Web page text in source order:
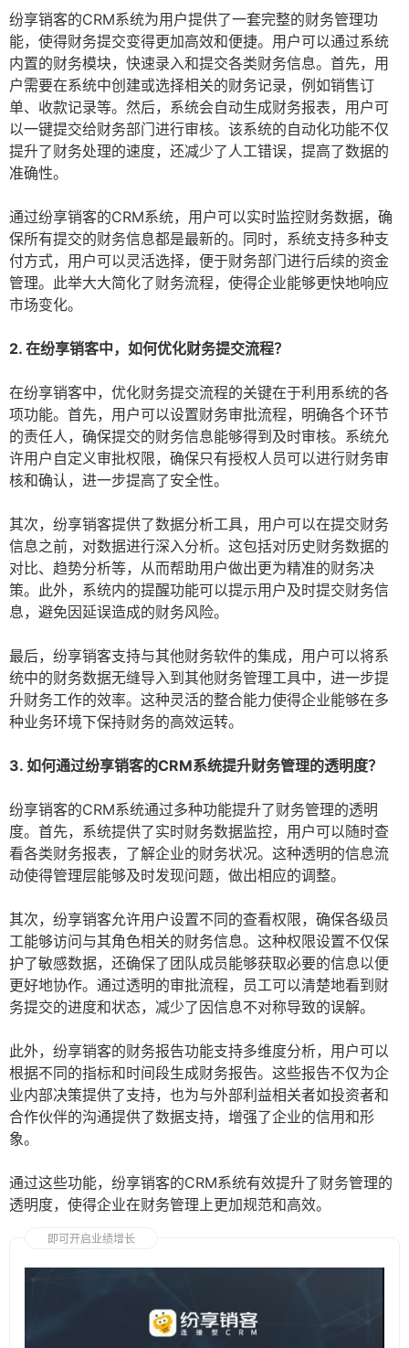
纷享销客的CRM系统为用户提供了一套完整的财务管理功
能，使得财务提交变得更加高效和便捷。用户可以通过系统
内置的财务模块，快速录入和提交各类财务信息。首先，用
户需要在系统中创建或选择相关的财务记录，例如销售订
单、收款记录等。然后，系统会自动生成财务报表，用户可
以一键提交给财务部门进行审核。该系统的自动化功能不仅
提升了财务处理的速度，还减少了人工错误，提高了数据的
准确性。
通过纷享销客的CRM系统，用户可以实时监控财务数据，确
保所有提交的财务信息都是最新的。同时，系统支持多种支
付方式，用户可以灵活选择，便于财务部门进行后续的资金
管理。此举大大简化了财务流程，使得企业能够更快地响应
市场变化。
2. 在纷享销客中，如何优化财务提交流程？
在纷享销客中，优化财务提交流程的关键在于利用系统的各
项功能。首先，用户可以设置财务审批流程，明确各个环节
的责任人，确保提交的财务信息能够得到及时审核。系统允
许用户自定义审批权限，确保只有授权人员可以进行财务审
核和确认，进一步提高了安全性。
其次，纷享销客提供了数据分析工具，用户可以在提交财务
信息之前，对数据进行深入分析。这包括对历史财务数据的
对比、趋势分析等，从而帮助用户做出更为精准的财务决
策。此外，系统内的提醒功能可以提示用户及时提交财务信
息，避免因延误造成的财务风险。
最后，纷享销客支持与其他财务软件的集成，用户可以将系
统中的财务数据无缝导入到其他财务管理工具中，进一步提
升财务工作的效率。这种灵活的整合能力使得企业能够在多
种业务环境下保持财务的高效运转。
3. 如何通过纷享销客的CRM系统提升财务管理的透明度？
纷享销客的CRM系统通过多种功能提升了财务管理的透明
度。首先，系统提供了实时财务数据监控，用户可以随时查
看各类财务报表，了解企业的财务状况。这种透明的信息流
动使得管理层能够及时发现问题，做出相应的调整。
其次，纷享销客允许用户设置不同的查看权限，确保各级员
工能够访问与其角色相关的财务信息。这种权限设置不仅保
护了敏感数据，还确保了团队成员能够获取必要的信息以便
更好地协作。通过透明的审批流程，员工可以清楚地看到财
务提交的进度和状态，减少了因信息不对称导致的误解。
此外，纷享销客的财务报告功能支持多维度分析，用户可以
根据不同的指标和时间段生成财务报告。这些报告不仅为企
业内部决策提供了支持，也为与外部利益相关者如投资者和
合作伙伴的沟通提供了数据支持，增强了企业的信用和形
象。
通过这些功能，纷享销客的CRM系统有效提升了财务管理的
透明度，使得企业在财务管理上更加规范和高效。
即可开启业绩增长